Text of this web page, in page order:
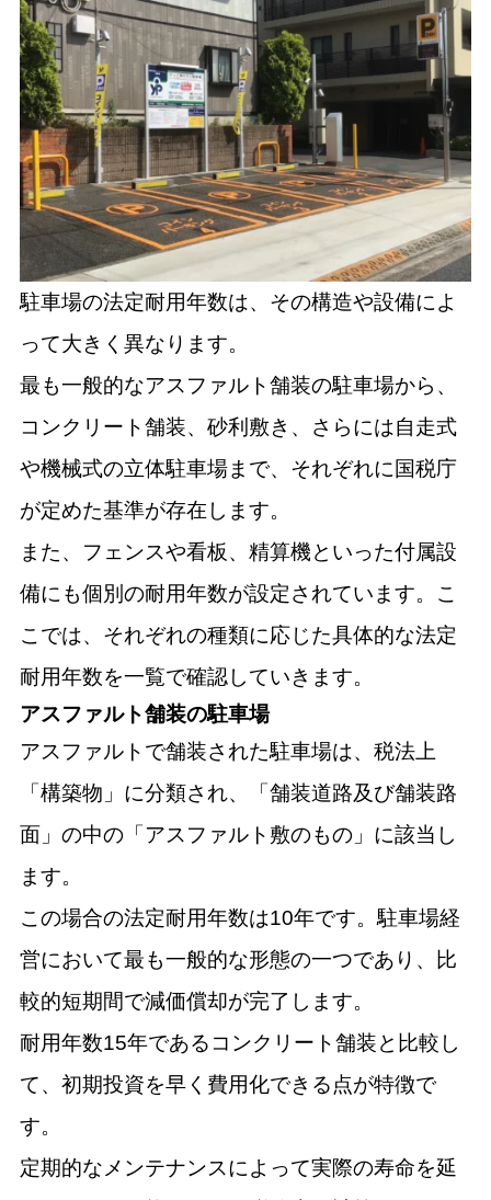
駐車場の法定耐用年数は、その構造や設備によ
って大きく異なります。
最も一般的なアスファルト舗装の駐車場から、
コンクリート舗装、砂利敷き、さらには自走式
や機械式の立体駐車場まで、それぞれに国税庁
が定めた基準が存在します。
また、フェンスや看板、精算機といった付属設
備にも個別の耐用年数が設定されています。こ
こでは、それぞれの種類に応じた具体的な法定
耐用年数を一覧で確認していきます。
アスファルト舗装の駐車場
アスファルトで舗装された駐車場は、税法上
「構築物」に分類され、「舗装道路及び舗装路
面」の中の「アスファルト敷のもの」に該当し
ます。
この場合の法定耐用年数は10年です。駐車場経
営において最も一般的な形態の一つであり、比
較的短期間で減価償却が完了します。
耐用年数15年であるコンクリート舗装と比較し
て、初期投資を早く費用化できる点が特徴で
す。
定期的なメンテナンスによって実際の寿命を延